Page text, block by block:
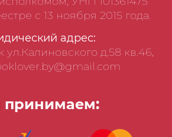
с 13 ноября 2015 года.
адрес:
д.58 кв.46,